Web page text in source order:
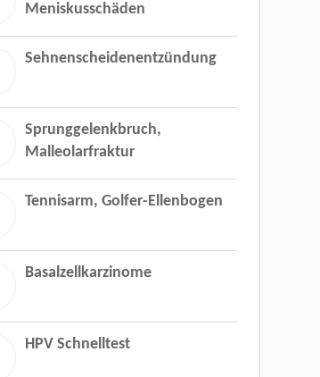
Meniskusschäden
Sehnenscheidenentzündung
Sprunggelenkbruch,
Malleolarfraktur
Tennisarm, Golfer-Ellenbogen
Basalzellkarzinome
HPV Schnelltest